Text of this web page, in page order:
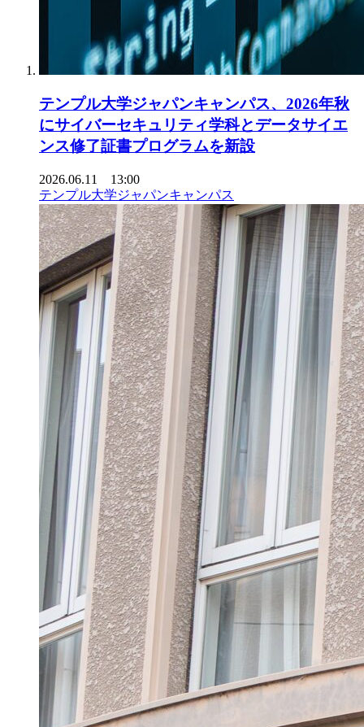
テンプル大学ジャパンキャンパス、2026年秋
にサイバーセキュリティ学科とデータサイエ
ンス修了証書プログラムを新設
2026.06.11 13:00
テンプル大学ジャパンキャンパス